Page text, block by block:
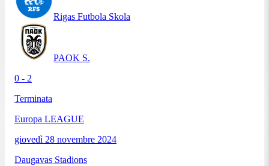
Rigas Futbola Skola
PAOK S.
0 - 2
Terminata
Europa LEAGUE
giovedì 28 novembre 2024
Daugavas Stadions